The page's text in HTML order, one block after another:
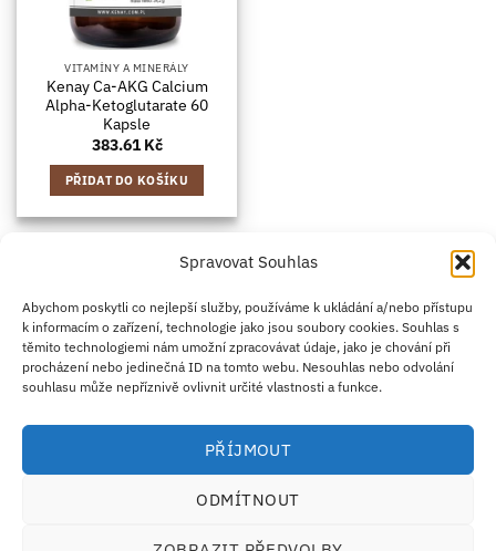
Spravovat Souhlas
Abychom poskytli co nejlepší služby, používáme k ukládání a/nebo přístupu
k informacím o zařízení, technologie jako jsou soubory cookies. Souhlas s
těmito technologiemi nám umožní zpracovávat údaje, jako je chování při
procházení nebo jedinečná ID na tomto webu. Nesouhlas nebo odvolání
souhlasu může nepříznivě ovlivnit určité vlastnosti a funkce.
PŘÍJMOUT
ODMÍTNOUT
VITAMÍNY A MINERÁLY
Kenay Ca-AKG Calcium
Alpha-Ketoglutarate 60
Kapsle
383.61Kč
PŘIDAT DO KOŠÍKU
Credit
Card
2
Klarna
Apple
Pay
Google
Pay
PayPal
ZÁSADY DOPRAVY
ZÁSADY VRÁCENÍ ZBOŽÍ
OBCHODNÍ PODMÍNKY
KONTAKT O NÁS B2B
IMPRINT
OMEZENÍ ODPOVĚDNOSTI
ZÁSADY COOKIES
Antim I Street, No. 14, fl. 2, law office, 1303 Sofia, Bulharsko
· Email:support@ecosupplements.eu